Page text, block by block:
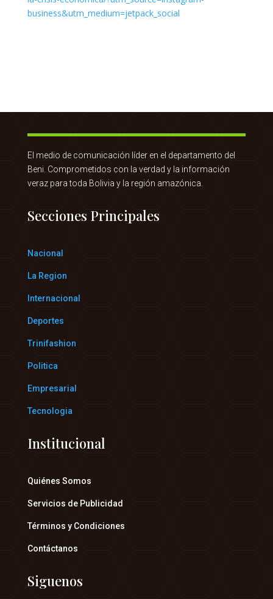
El medio de comunicación líder en el departamento del
Beni. Comprometidos con la verdad y la información
veraz para toda Bolivia y la región amazónica.
Secciones Principales
Nacional
La Region
Internacional
Deportes
Trinifashion
Politica
Empresarial
Tecnologia
Institucional
Quiénes Somos
Servicios de Publicidad
Términos y Condiciones
Contáctanos
Siguenos